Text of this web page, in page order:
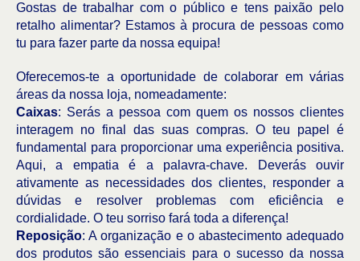
Gostas de trabalhar com o público e tens paixão pelo
retalho alimentar? Estamos à procura de pessoas como
tu para fazer parte da nossa equipa!
Oferecemos-te a oportunidade de colaborar em várias
áreas da nossa loja, nomeadamente:
Caixas: Serás a pessoa com quem os nossos clientes
interagem no final das suas compras. O teu papel é
fundamental para proporcionar uma experiência positiva.
Aqui, a empatia é a palavra-chave. Deverás ouvir
ativamente as necessidades dos clientes, responder a
dúvidas e resolver problemas com eficiência e
cordialidade. O teu sorriso fará toda a diferença!
Reposição: A organização e o abastecimento adequado
dos produtos são essenciais para o sucesso da nossa